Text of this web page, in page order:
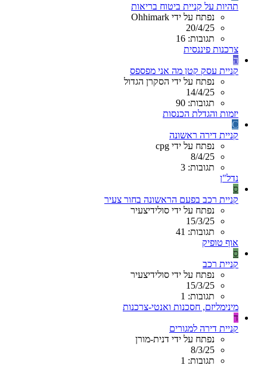
תהיות על קניית ביטוח בריאות
נפתח על ידי Ohhimark
20/4/25
תגובות: 16
צרכנות פיננסית
ה
קניית עסק קטן מה אני מפספס
נפתח על ידי הסקרן הגדול
14/4/25
תגובות: 90
יזמות והגדלת הכנסות
C
קניית דירה ראשונה
נפתח על ידי cpg
8/4/25
תגובות: 3
נדל"ן
ס
קניית רכב בפעם הראשונה בחור צעיר
נפתח על ידי סולידיצעיר
15/3/25
תגובות: 41
אוף טופיק
ס
קניית רכב
נפתח על ידי סולידיצעיר
15/3/25
תגובות: 1
מינימליזם, חסכנות ואנטי-צרכנות
ד
קניית דירה למגורים
נפתח על ידי דנית-מורן
8/3/25
תגובות: 1